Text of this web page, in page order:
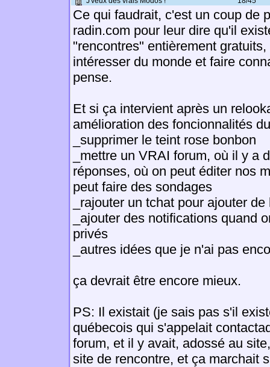
Ce qui faudrait, c'est un coup de
radin.com pour leur dire qu'il
"rencontres" entièrement
intéresser du monde et faire
pense.
Et si ça intervient après un
amélioration des foncionnalités
_supprimer le teint rose bonbon
_mettre un VRAI forum, où il y a
réponses, où on peut éditer nos
peut faire des sondages
_rajouter un tchat pour ajouter
_ajouter des notifications quand
privés
_autres idées que je n'ai pas
ça devrait être encore mieux.
PS: Il existait (je sais pas s'il
québecois qui s'appelait
forum, et il y avait, adossé au
site de rencontre, et ça marchait